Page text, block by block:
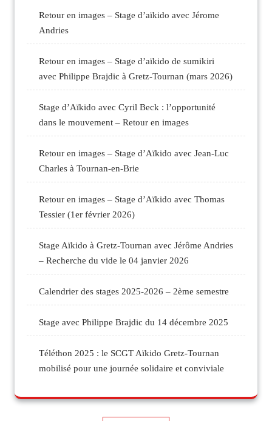
Retour en images – Stage d’aïkido avec Jérome
Andries
Retour en images – Stage d’aïkido de sumikiri
avec Philippe Brajdic à Gretz-Tournan (mars 2026)
Stage d’Aïkido avec Cyril Beck : l’opportunité
dans le mouvement – Retour en images
Retour en images – Stage d’Aïkido avec Jean-Luc
Charles à Tournan-en-Brie
Retour en images – Stage d’Aïkido avec Thomas
Tessier (1er février 2026)
Stage Aïkido à Gretz-Tournan avec Jérôme Andries
– Recherche du vide le 04 janvier 2026
Calendrier des stages 2025-2026 – 2ème semestre
Stage avec Philippe Brajdic du 14 décembre 2025
Téléthon 2025 : le SCGT Aïkido Gretz-Tournan
mobilisé pour une journée solidaire et conviviale